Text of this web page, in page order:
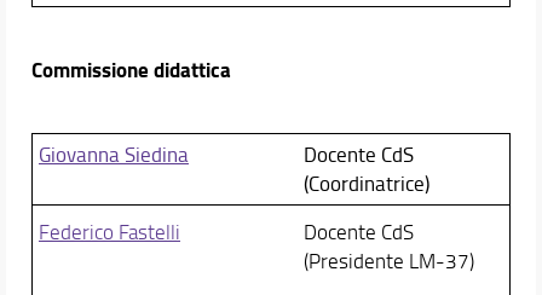
Commissione didattica
Giovanna Siedina
Docente CdS
(Coordinatrice)
Federico Fastelli
Docente CdS
(Presidente LM-37)